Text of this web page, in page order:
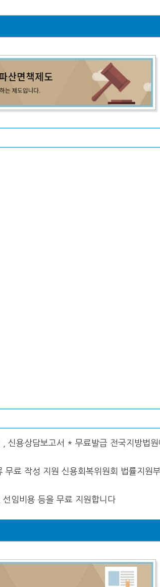
신용상담보고서 * 무료발급 전국지방법
료 작성 지원 신용회복위원회 법률지원
임비용 등을 무료 지원합니다